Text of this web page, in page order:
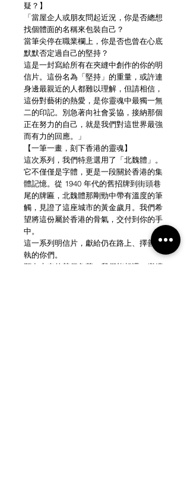
疑？】
「當屋企人或朋友問起近況，你是否總想
找個體面的名稱來包裝自己？
當筆尖停在職業欄上，你是否也曾在心底
默默否定過自己的堅持？
這是一封寫給所有在夾縫中創作的你的明
信片。這份名為「堅持」的重量，或許連
身邊最親近的人都難以理解，但請相信，
這份對藝術的熱愛，是你靈魂中最獨一無
二的印記。別急著向社會妥協，接納那個
正在努力的自己，就是我們對這世界最強
而有力的回應。」
【一筆一畫，刻下香港的靈魂】
這次系列，我們特意選用了「北魏體」。
它不僅僅是字體，更是一段關於香港的集
體記憶。從 1940 年代的舊招牌到街頭巷
尾的牌匾，北魏體那剛勁中帶有溫度的筆
觸，見證了這座城市的黃金歲月。我們希
望將這份屬於香港的骨氣，交付到你的手
中。
這一系列明信片，獻給仍在路上、擇善固
執的你們。
願在未來的某個角落，我們能相遇，繼續